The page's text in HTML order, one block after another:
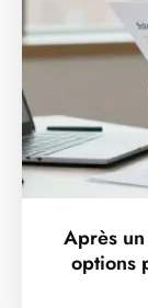
Après
options